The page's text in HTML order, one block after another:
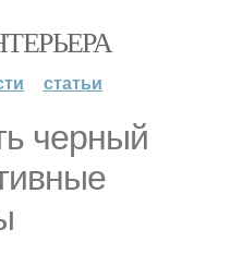
статьи
черный